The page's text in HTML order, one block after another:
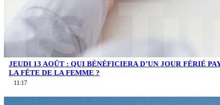
JEUDI 13 AOÛT : QUI BÉNÉFICIERA D’UN JOUR FÉRIÉ
LA FÊTE DE LA FEMME ?
11:17